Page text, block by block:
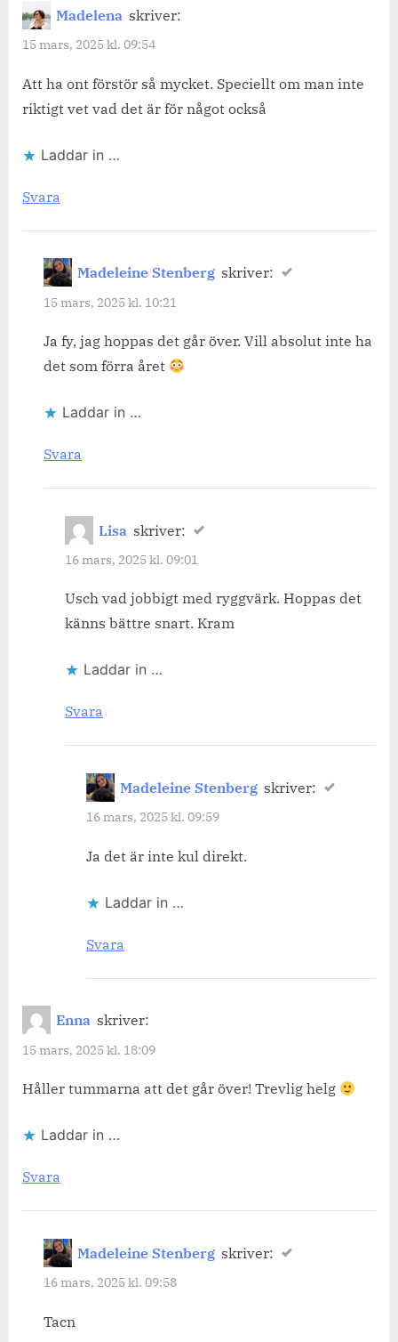
Madelena skriver:
15 mars, 2025 kl. 09:54
Att ha ont förstör så mycket. Speciellt om man inte
riktigt vet vad det är för något också
Laddar in …
Svara
Madeleine Stenberg skriver:
15 mars, 2025 kl. 10:21
Ja fy, jag hoppas det går över. Vill absolut inte ha
det som förra året
Laddar in …
Svara
Lisa skriver:
16 mars, 2025 kl. 09:01
Usch vad jobbigt med ryggvärk. Hoppas det
känns bättre snart. Kram
Laddar in …
Svara
Madeleine Stenberg skriver:
16 mars, 2025 kl. 09:59
Ja det är inte kul direkt.
Laddar in …
Svara
Enna skriver:
15 mars, 2025 kl. 18:09
Håller tummarna att det går över! Trevlig helg
Laddar in …
Svara
Madeleine Stenberg skriver:
16 mars, 2025 kl. 09:58
Tacn